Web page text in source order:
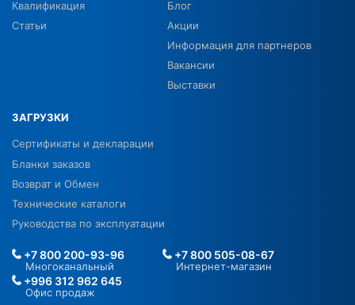
Квалификация
Статьи
Блог
Акции
Информация для партнеров
Вакансии
Выставки
ЗАГРУЗКИ
Сертификаты и декларации
Бланки заказов
Возврат и Обмен
Технические каталоги
Руководства по эксплуатации
+7 800 200-93-96
Многоканальный
+7 800 505-08-67
Интернет-магазин
+996 312 962 645
Офис продаж